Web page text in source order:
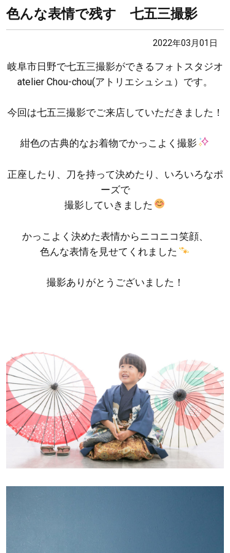
色んな表情で残す 七五三撮影
2022年03月01日
岐阜市日野で七五三撮影ができるフォトスタジオ
atelier Chou-chou(アトリエシュシュ）です。
今回は七五三撮影でご来店していただきました！
紺色の古典的なお着物でかっこよく撮影
正座したり、刀を持って決めたり、いろいろなポ
ーズで
撮影していきました
かっこよく決めた表情からニコニコ笑顔、
色んな表情を見せてくれました
撮影ありがとうございました！